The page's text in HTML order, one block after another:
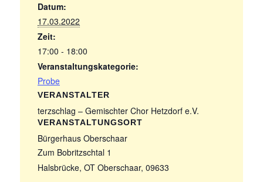
Datum:
17.03.2022
Zeit:
17:00 - 18:00
Veranstaltungskategorie:
Probe
VERANSTALTUNGSORT
Bürgerhaus Oberschaar
Zum Bobritzschtal 1
Halsbrücke, OT Oberschaar, 09633
VERANSTALTER
terzschlag – Gemischter Chor Hetzdorf e.V.